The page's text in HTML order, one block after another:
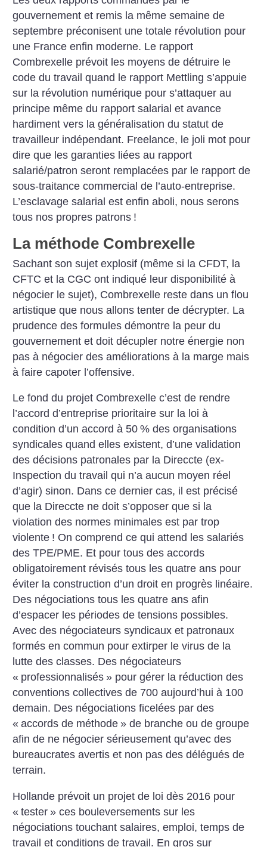
gouvernement et remis la même semaine de
septembre préconisent une totale révolution pour
une France enfin moderne. Le rapport
Combrexelle prévoit les moyens de détruire le
code du travail quand le rapport Mettling s’appuie
sur la révolution numérique pour s’attaquer au
principe même du rapport salarial et avance
hardiment vers la généralisation du statut de
travailleur indépendant. Freelance, le joli mot pour
dire que les garanties liées au rapport
salarié/patron seront remplacées par le rapport de
sous-traitance commercial de l’auto-entreprise.
L’esclavage salarial est enfin aboli, nous serons
tous nos propres patrons !
La méthode Combrexelle
Sachant son sujet explosif (même si la CFDT, la
CFTC et la CGC ont indiqué leur disponibilité à
négocier le sujet), Combrexelle reste dans un flou
artistique que nous allons tenter de décrypter. La
prudence des formules démontre la peur du
gouvernement et doit décupler notre énergie non
pas à négocier des améliorations à la marge mais
à faire capoter l’offensive.
Le fond du projet Combrexelle c’est de rendre
l’accord d’entreprise prioritaire sur la loi à
condition d’un accord à 50 % des organisations
syndicales quand elles existent, d’une validation
des décisions patronales par la Direccte (ex-
Inspection du travail qui n’a aucun moyen réel
d’agir) sinon. Dans ce dernier cas, il est précisé
que la Direccte ne doit s’opposer que si la
violation des normes minimales est par trop
violente ! On comprend ce qui attend les salariés
des TPE/PME. Et pour tous des accords
obligatoirement révisés tous les quatre ans pour
éviter la construction d’un droit en progrès linéaire.
Des négociations tous les quatre ans afin
d’espacer les périodes de tensions possibles.
Avec des négociateurs syndicaux et patronaux
formés en commun pour extirper le virus de la
lutte des classes. Des négociateurs
« professionnalisés » pour gérer la réduction des
conventions collectives de 700 aujourd’hui à 100
demain. Des négociations ficelées par des
« accords de méthode » de branche ou de groupe
afin de ne négocier sérieusement qu’avec des
bureaucrates avertis et non pas des délégués de
terrain.
Hollande prévoit un projet de loi dès 2016 pour
« tester » ces bouleversements sur les
négociations touchant salaires, emploi, temps de
travail et conditions de travail. En gros sur